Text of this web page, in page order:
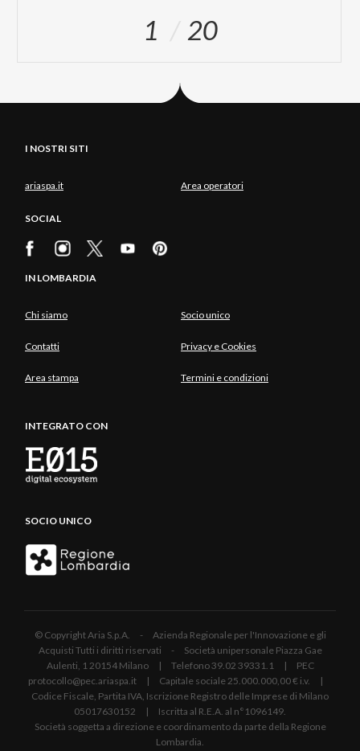
1 20
I NOSTRI SITI
ariaspa.it Area operatori
SOCIAL
IN LOMBARDIA
Chi siamo Socio unico
Contatti Privacy e Cookies
Area stampa Termini e condizioni
INTEGRATO CON
SOCIO UNICO
© Copyright Aria S.p.A. - Azienda Regionale per l'Innovazione e gli
Acquisti Tutti i diritti riservati - Società unipersonale Piazza Gae
Aulenti, 1 20154 Milano | Telefono 39.02 39331.1 | PEC
protocollo@pec.ariaspa.it | Capitale sociale 25.000.000,00 € i.v. |
Codice Fiscale, Partita IVA, Iscrizione Registro delle Imprese di Milano
05017630152 | Iscritta al R.E.A. al n°1096149.
Società soggetta a direzione e coordinamento da parte della Regione
Lombardia.